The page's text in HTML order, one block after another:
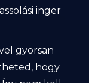
inger
gyorsan
hogy